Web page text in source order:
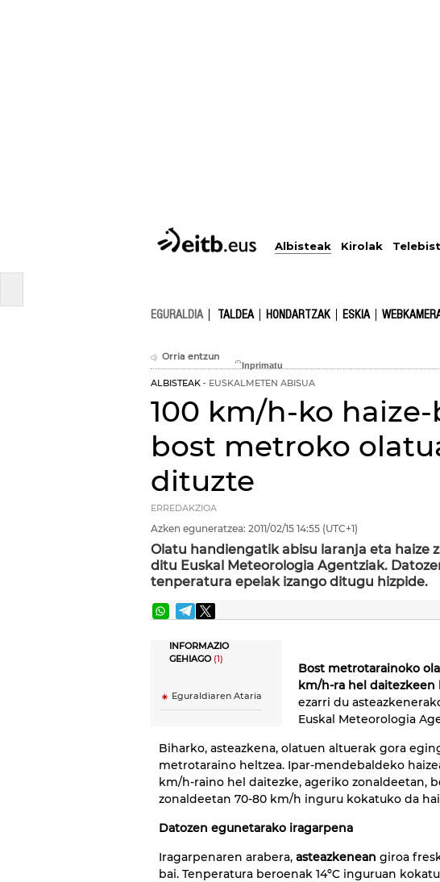
Albisteak Kirolak
EGURALDIA TALDEA HONDARTZAK ESKIA
Orria entzun
ALBISTEAK EUSKALMETEN ABISUA
100 km/h-ko
bost metroko
dituzte
ERREDAKZIOA
Azken eguneratzea: 2011/02/15 14:55 (UTC+1)
Olatu handiengatik abisu laranja eta haize
ditu Euskal Meteorologia Agentziak.
tenperatura epelak izango ditugu hizpide.
INFORMAZIO
GEHIAGO(1)
Eguraldiaren Ataria
Bost metrotarainoko
km/h-ra hel daitezkeen
ezarri du
Euskal Meteorologia
Biharko, asteazkena, olatuen altuerak gora
metrotaraino heltzea. Ipar-mendebaldeko
km/h-raino hel daitezke, ageriko zonaldeetan,
zonaldeetan 70-80 km/h inguru kokatuko da
Datozen egunetarako iragarpena
Iragarpenaren arabera, asteazkenean giroa
bai. Tenperatura beroenak 14ºC inguruan